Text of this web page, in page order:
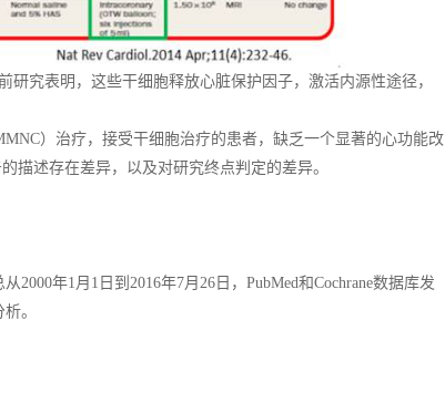
究表明，这些干细胞释放心脏保护因子，激活内源性途径，
）治疗，接受干细胞治疗的患者，缺乏一个显著的心功能改
描述存在差异，以及对研究终点判定的差异。
2000年1月1日到2016年7月26日，PubMed和Cochrane数据库发
。